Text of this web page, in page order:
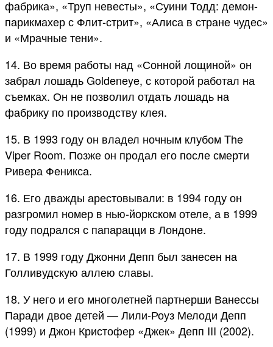
фабрика», «Труп невесты», «Суини Тодд: демон-
парикмахер с Флит-стрит», «Алиса в стране чудес»
и «Мрачные тени».
14. Во время работы над «Сонной лощиной» он
забрал лошадь Goldeneye, с которой работал на
съемках. Он не позволил отдать лошадь на
фабрику по производству клея.
15. В 1993 году он владел ночным клубом The
Viper Room. Позже он продал его после смерти
Ривера Феникса.
16. Его дважды арестовывали: в 1994 году он
разгромил номер в нью-йоркском отеле, а в 1999
году подрался с папарацци в Лондоне.
17. В 1999 году Джонни Депп был занесен на
Голливудскую аллею славы.
18. У него и его многолетней партнерши Ванессы
Паради двое детей — Лили-Роуз Мелоди Депп
(1999) и Джон Кристофер «Джек» Депп III (2002).